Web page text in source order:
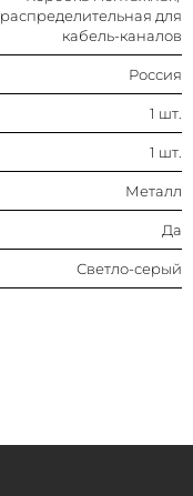
распределительная для
кабель-каналов
Россия
1 шт.
1 шт.
Металл
Да
Светло-серый